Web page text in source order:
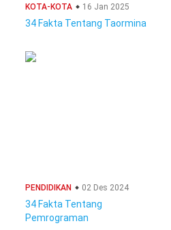
KOTA-KOTA 16 Jan 2025
34 Fakta Tentang Taormina
PENDIDIKAN 02 Des 2024
34 Fakta Tentang
Pemrograman